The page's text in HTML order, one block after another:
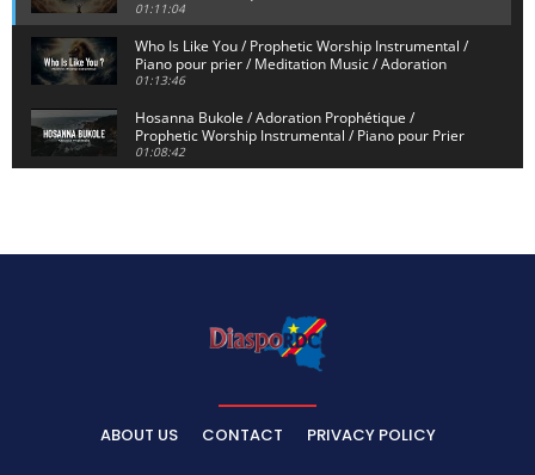
01:11:04
Who Is Like You / Prophetic Worship Instrumental /
Piano pour prier / Meditation Music / Adoration
01:13:46
Hosanna Bukole / Adoration Prophétique /
Prophetic Worship Instrumental / Piano pour Prier
01:08:42
Dieu de Secours - God of Rescue / Adoration
Yahweh Sabaoth / Prophetic Worship Instrumental
/ Piano pour prier / Instrumental d'intercession
ELIKIA NA NGAI / Instrumental de Prière / 1H
01:03:38
ABOUT US CONTACT PRIVACY POLICY